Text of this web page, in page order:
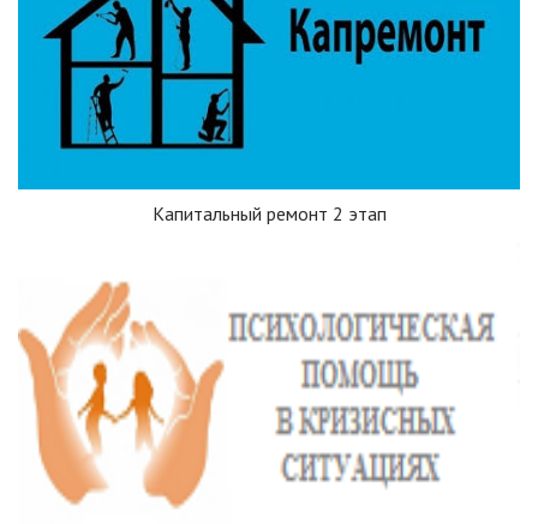
Капитальный ремонт 2 этап